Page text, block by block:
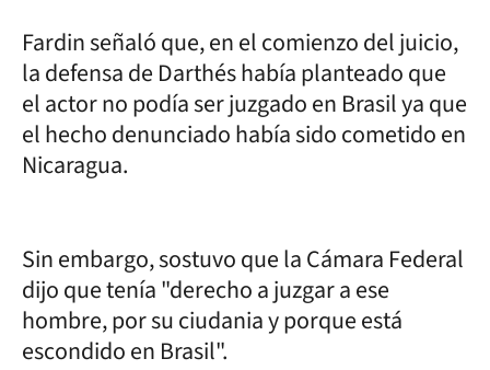
Fardin señaló que, en el comienzo del juicio,
la defensa de Darthés había planteado que
el actor no podía ser juzgado en Brasil ya que
el hecho denunciado había sido cometido en
Nicaragua.
Sin embargo, sostuvo que la Cámara Federal
dijo que tenía "derecho a juzgar a ese
hombre, por su ciudania y porque está
escondido en Brasil".